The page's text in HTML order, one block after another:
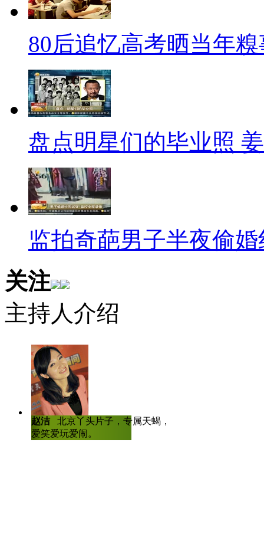
客户来自波兰、意大利、法国
镑。他8岁时创办了“弹珠王”
头。当大多数同龄人在玩电脑
营自己的网络弹珠生意。
7岁的英国小女孩莫莉•普赖
非常喜欢吃糖果，但当地市场
在母亲的帮助下，莫莉开了一
所有糖果，几乎都由莫莉亲自
世界年龄最小的企业家行列。
标题：长春公交车上演另类
口播:还记得校园里的流动红
的460台车上轮换，最令人新奇
们必须勤洗头、不能吃大蒜。
解说：
长春公交集团西北公司下属
除要求司机安全驾驶、文明待
80后追忆高考晒当年糗
盘点明星们的毕业照
监拍奇葩男子半夜偷
关注
主持人介绍
赵洁
北京丫头片子，专属天蝎，爱哭
爱笑爱玩爱闹。